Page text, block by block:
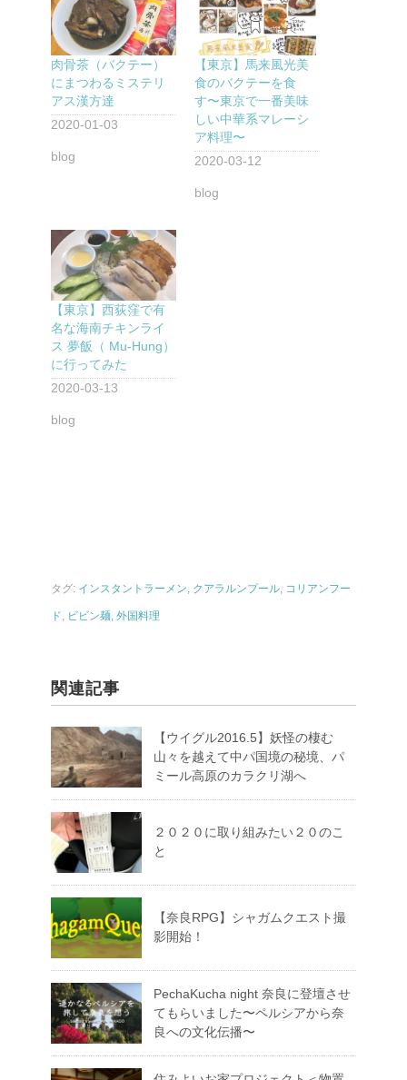
肉骨茶（バクテー）
にまつわるミステリ
アス漢方達
2020-01-03
blog
【東京】馬来風光美
食のバクテーを食
す〜東京で一番美味
しい中華系マレーシ
ア料理〜
2020-03-12
blog
【東京】西荻窪で有
名な海南チキンライ
ス 夢飯（ Mu-Hung）
に行ってみた
2020-03-13
blog
タグ: インスタントラーメン, クアラルンプール, コリアンフー
ド, ビビン麺, 外国料理
関連記事
【ウイグル2016.5】妖怪の棲む
山々を越えて中パ国境の秘境、パ
ミール高原のカラクリ湖へ
２０２０に取り組みたい２０のこ
と
【奈良RPG】シャガムクエスト撮
影開始！
PechaKucha night 奈良に登壇させ
てもらいました〜ペルシアから奈
良への文化伝播〜